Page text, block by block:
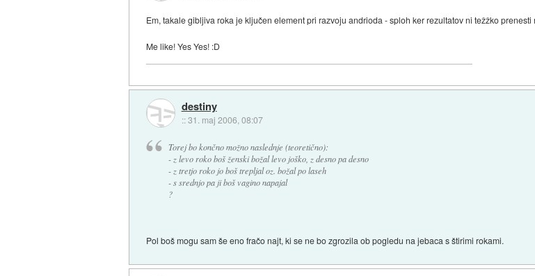
Em, takale gibljiva roka je ključen element pri razvoju andrioda - sploh ker rezultatov ni težžko
Me like! Yes Yes! :D
destiny
::31. maj 2006, 08:07
Torej bo končno možno naslednje (teoretično):
- z levo roko boš ženski božal levo joško, z desno pa desno
- z tretjo roko jo boš trepljal oz. božal po laseh
- s srednjo pa ji boš vagino napajal
?
Pol boš mogu sam še eno fračo najt, ki se ne bo zgrozila ob pogledu na jebaca s štirimi rokami.